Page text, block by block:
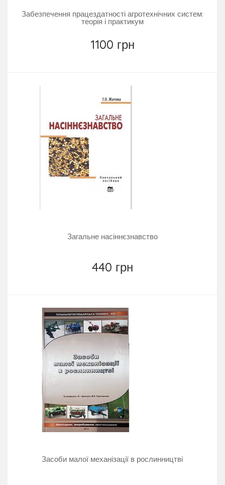
Забезпечення працездатності агротехнічних систем:
теорія і практикум
1100 грн
Загальне насіннєзнавство
440 грн
Засоби малої механізації в рослинництві